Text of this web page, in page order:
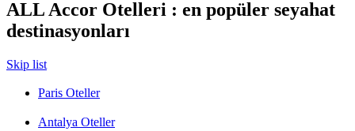
ALL Accor Otelleri : en popüler seyahat
destinasyonları
Skip list
Paris Oteller
Antalya Oteller